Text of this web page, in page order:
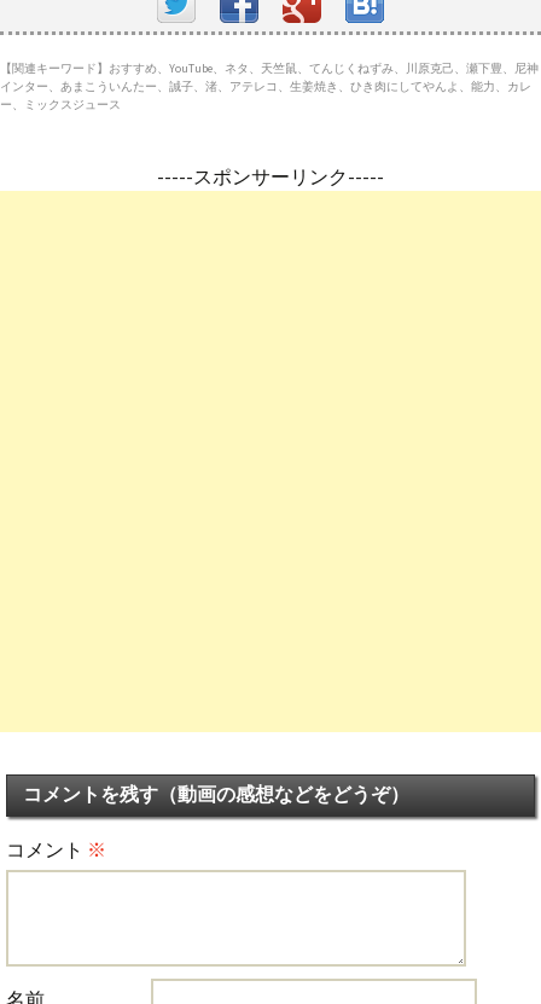
【関連キーワード】おすすめ、YouTube、ネタ、天竺鼠、てんじくねずみ、川原克己、瀬下豊、尼神
インター、あまこういんたー、誠子、渚、アテレコ、生姜焼き、ひき肉にしてやんよ、能力、カレ
ー、ミックスジュース
-----スポンサーリンク-----
コメントを残す（動画の感想などをどうぞ）
コメント ※
名前